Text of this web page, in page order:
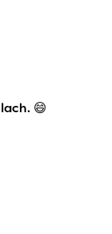
😄